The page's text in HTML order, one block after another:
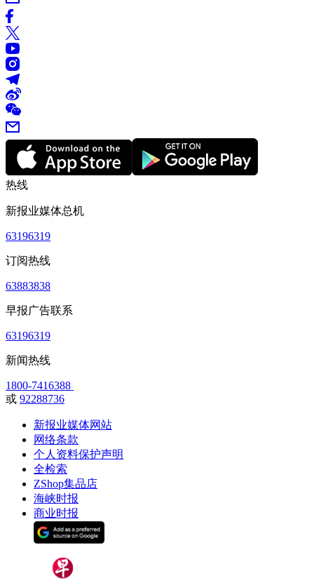
热线
新报业媒体总机
63196319
订阅热线
63883838
早报广告联系
63196319
新闻热线
1800-7416388
或 92288736
新报业媒体网站
网络条款
个人资料保护声明
全检索
ZShop集品店
海峡时报
商业时报